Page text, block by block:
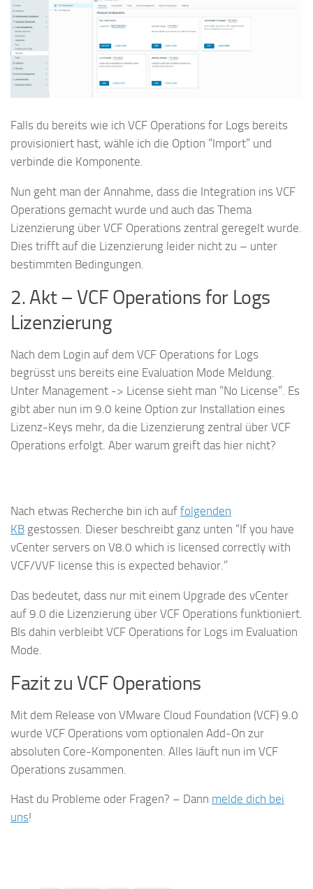
Falls du bereits wie ich VCF Operations for Logs bereits
provisioniert hast, wähle ich die Option “Import” und
verbinde die Komponente.
Nun geht man der Annahme, dass die Integration ins VCF
Operations gemacht wurde und auch das Thema
Lizenzierung über VCF Operations zentral geregelt wurde.
Dies trifft auf die Lizenzierung leider nicht zu – unter
bestimmten Bedingungen.
2. Akt – VCF Operations for Logs
Lizenzierung
Nach dem Login auf dem VCF Operations for Logs
begrüsst uns bereits eine Evaluation Mode Meldung.
Unter Management -> License sieht man “No License”. Es
gibt aber nun im 9.0 keine Option zur Installation eines
Lizenz-Keys mehr, da die Lizenzierung zentral über VCF
Operations erfolgt. Aber warum greift das hier nicht?
Nach etwas Recherche bin ich auf folgenden
KB gestossen. Dieser beschreibt ganz unten “If you have
vCenter servers on V8.0 which is licensed correctly with
VCF/VVF license this is expected behavior.”
Das bedeutet, dass nur mit einem Upgrade des vCenter
auf 9.0 die Lizenzierung über VCF Operations funktioniert.
BIs dahin verbleibt VCF Operations for Logs im Evaluation
Mode.
Fazit zu VCF Operations
Mit dem Release von VMware Cloud Foundation (VCF) 9.0
wurde VCF Operations vom optionalen Add-On zur
absoluten Core-Komponenten. Alles läuft nun im VCF
Operations zusammen.
Hast du Probleme oder Fragen? – Dann melde dich bei
uns!